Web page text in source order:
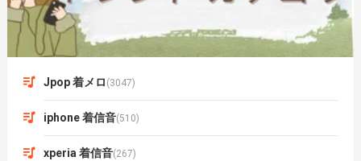
Jpop 着メロ (3047)
iphone 着信音(510)
xperia 着信音(267)